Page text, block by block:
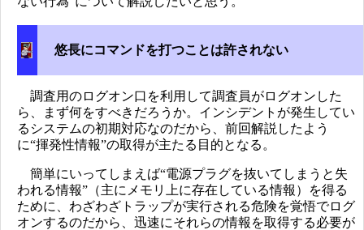
悠長にコマンドを打つことは許されない
調査用のログオン口を利用して調査員がログオンした
ら、まず何をすべきだろうか。インシデントが発生してい
るシステムの初期対応なのだから、前回解説したよう
に“揮発性情報”の取得が主たる目的となる。
簡単にいってしまえば“電源プラグを抜いてしまうと失
われる情報”（主にメモリ上に存在している情報）を得る
ために、わざわざトラップが実行される危険を覚悟でログ
オンするのだから、迅速にそれらの情報を取得する必要が